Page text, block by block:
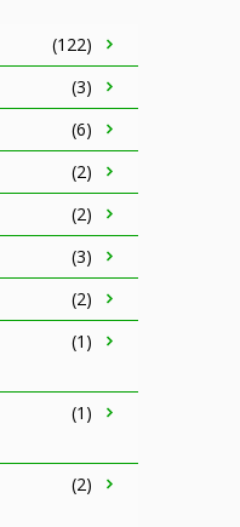
(122)
(3)
(6)
(2)
(2)
(3)
(2)
(1)
(1)
(2)